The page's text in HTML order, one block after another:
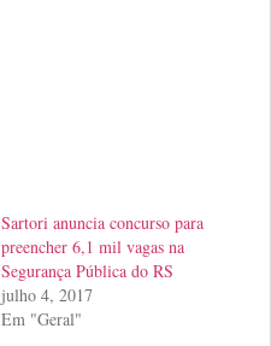
Sartori anuncia concurso para
preencher 6,1 mil vagas na
Segurança Pública do RS
julho 4, 2017
Em "Geral"